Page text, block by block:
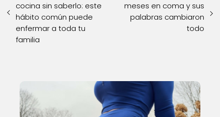
cocina sin saberlo: este
hábito común puede
enfermar a toda tu
familia
meses en coma y sus
palabras cambiaron
todo